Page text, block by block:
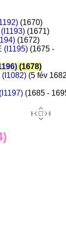
(1670)
(1671)
(1672)
(I1195)(1675 -
(1678)
(5 fév
(1685 -